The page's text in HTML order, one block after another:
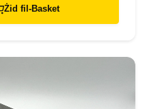
Żid fil-Basket